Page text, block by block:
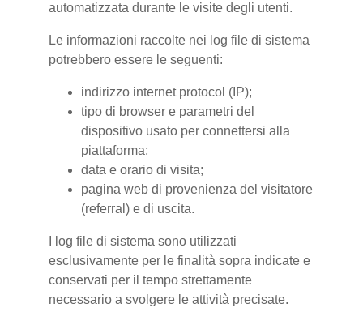
automatizzata durante le visite degli utenti.
Le informazioni raccolte nei log file di sistema
potrebbero essere le seguenti:
indirizzo internet protocol (IP);
tipo di browser e parametri del
dispositivo usato per connettersi alla
piattaforma;
data e orario di visita;
pagina web di provenienza del visitatore
(referral) e di uscita.
I log file di sistema sono utilizzati
esclusivamente per le finalità sopra indicate e
conservati per il tempo strettamente
necessario a svolgere le attività precisate.